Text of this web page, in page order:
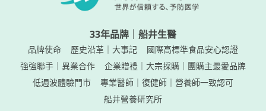
33年品牌｜船井生醫
品牌使命 歷史沿革｜大事記
國際高標準食品安心認證
強強聯手｜異業合作
企業贈禮｜大宗採購｜團購主最愛品牌
專業醫師｜復健師｜營養師一致認可